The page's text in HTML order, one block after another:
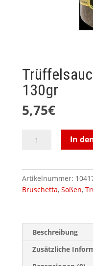
130gr
5,75€
Menge
In
Artikelnummer:
Bruschetta, Soßen,
Beschreibung
Zusätzliche